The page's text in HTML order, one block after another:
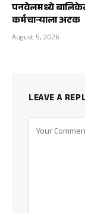
पनवेलमध्ये
कर्मचाऱ्याला अटक
August 5, 2026
LEAVE A